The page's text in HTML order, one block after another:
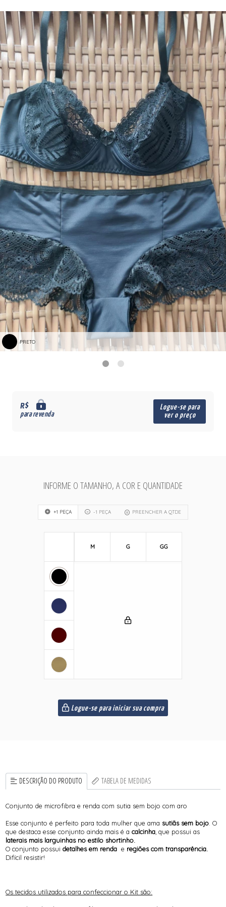
PRETO
R$
para revenda
Logue-se para
ver o preço
INFORME O TAMANHO, A COR E QUANTIDADE
+1 PEÇA -1 PEÇA PREENCHER A QTDE
M G GG
Logue-se para iniciar sua compra
DESCRIÇÃO DO PRODUTO TABELA DE MEDIDAS
Conjunto de microfibra e renda com sutia sem bojo com aro
Esse conjunto é perfeito para toda mulher que ama sutiãs sem bojo . O
que destaca esse conjunto ainda mais é acalcinha , que possui as
laterais mais larguinhas no estilo shortinho.
O conjunto possuidetalhes em renda e regiões com transparência.
Difícil resistir!
Os tecidos utilizados para confeccionar o Kit são: